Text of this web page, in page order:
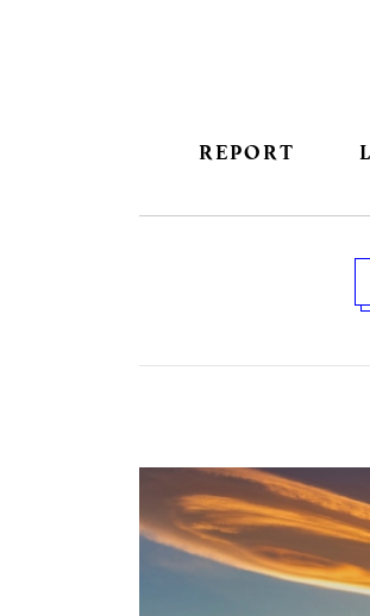
REPORT